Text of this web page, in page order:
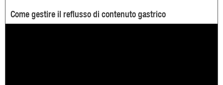
Come gestire il reflusso di contenuto gastrico